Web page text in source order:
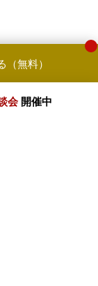
無料）
会 開催中